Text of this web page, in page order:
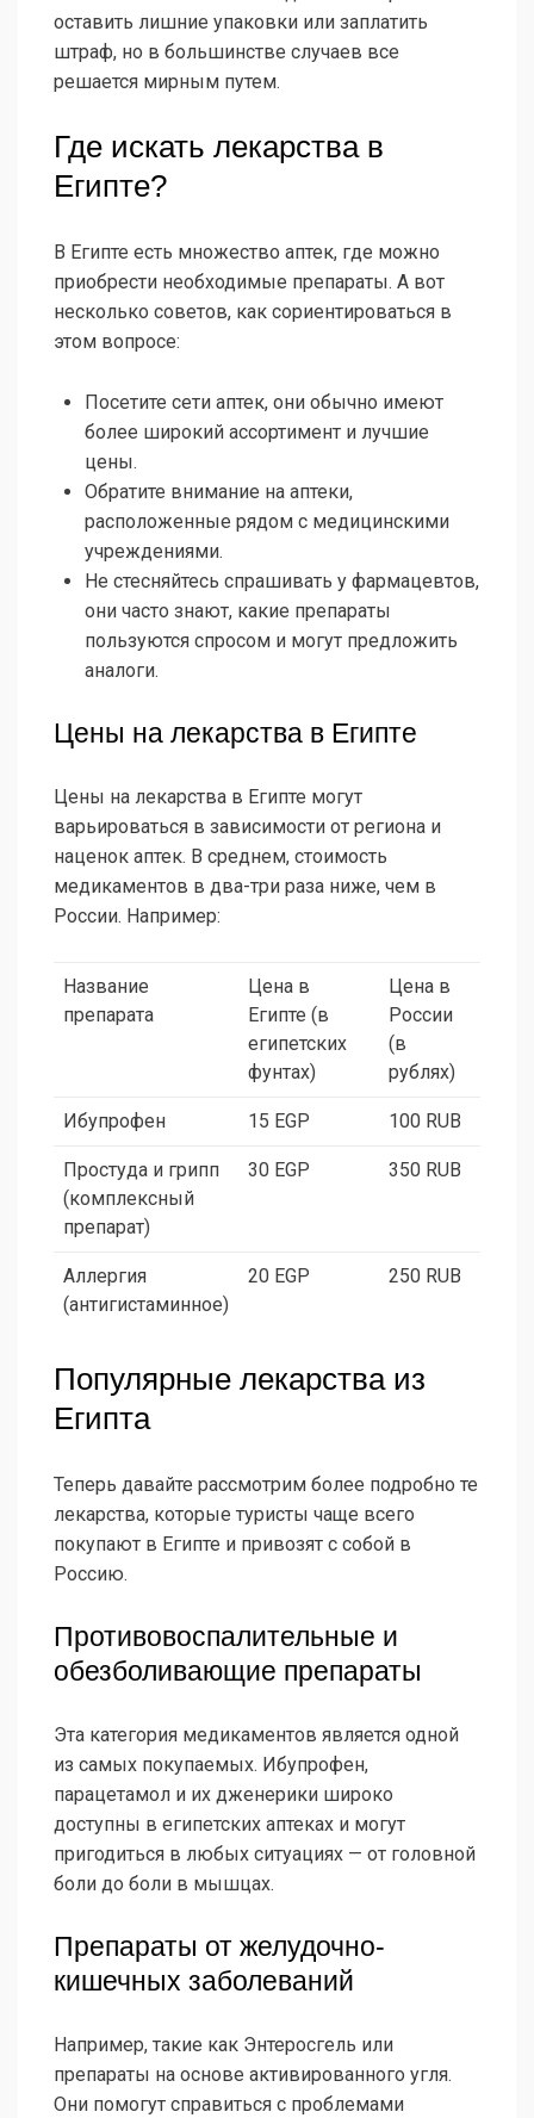
оставить лишние упаковки или заплатить
штраф, но в большинстве случаев все
решается мирным путем.
Где искать лекарства в
Египте?
В Египте есть множество аптек, где можно
приобрести необходимые препараты. А вот
несколько советов, как сориентироваться в
этом вопросе:
Посетите сети аптек, они обычно имеют
более широкий ассортимент и лучшие
цены.
Обратите внимание на аптеки,
расположенные рядом с медицинскими
учреждениями.
Не стесняйтесь спрашивать у фармацевтов,
они часто знают, какие препараты
пользуются спросом и могут предложить
аналоги.
Цены на лекарства в Египте
Цены на лекарства в Египте могут
варьироваться в зависимости от региона и
наценок аптек. В среднем, стоимость
медикаментов в два-три раза ниже, чем в
России. Например:
Название
препарата
Цена в
Египте (в
египетских
фунтах)
Цена в
России
(в
рублях)
Ибупрофен 15 EGP 100 RUB
Простуда и грипп
(комплексный
препарат)
30 EGP 350 RUB
Аллергия
(антигистаминное)
20 EGP 250 RUB
Популярные лекарства из
Египта
Теперь давайте рассмотрим более подробно те
лекарства, которые туристы чаще всего
покупают в Египте и привозят с собой в
Россию.
Противовоспалительные и
обезболивающие препараты
Эта категория медикаментов является одной
из самых покупаемых. Ибупрофен,
парацетамол и их дженерики широко
доступны в египетских аптеках и могут
пригодиться в любых ситуациях — от головной
боли до боли в мышцах.
Препараты от желудочно-
кишечных заболеваний
Например, такие как Энтеросгель или
препараты на основе активированного угля.
Они помогут справиться с проблемами